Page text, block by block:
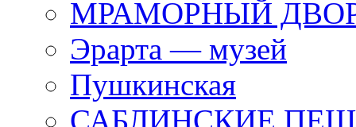
МРАМОРНЫЙ
Эрарта — музей
Пушкинская
САБЛИНСКИЕ